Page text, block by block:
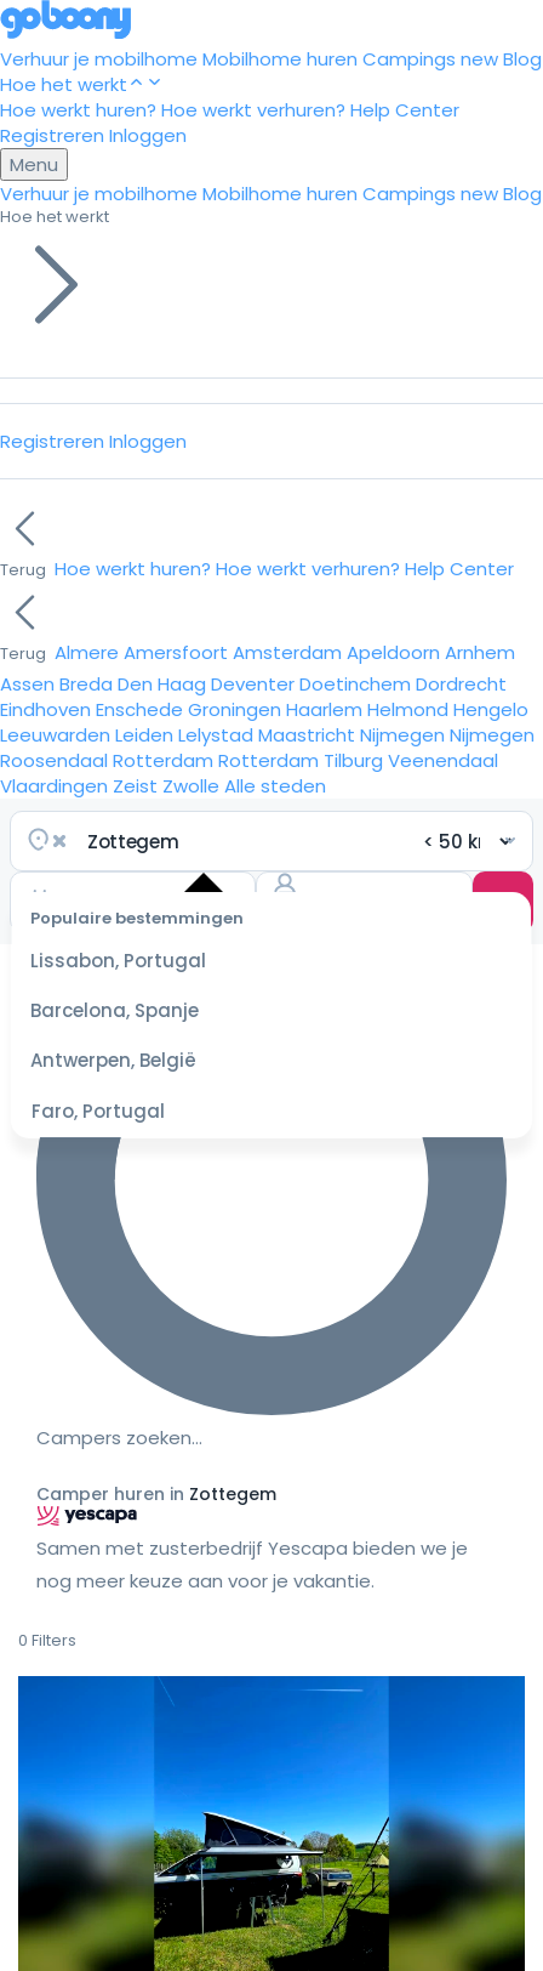
Verhuur je mobilhome Mobilhome huren Campings newBlog
Hoe het werkt
Hoe werkt huren? Hoe werkt verhuren? Help Center
Registreren Inloggen
Menu
Verhuur je mobilhome Mobilhome huren Campings newBlog
Hoe het werkt
Registreren Inloggen
Terug Hoe werkt huren? Hoe werkt verhuren? Help Center
Terug Almere Amersfoort Amsterdam Apeldoorn Arnhem
Assen Breda Den Haag DeventerDoetinchem Dordrecht
Eindhoven Enschede Groningen Haarlem Helmond Hengelo
Leeuwarden Leiden Lelystad Maastricht Nijmegen Nijmegen
Roosendaal Rotterdam Rotterdam Tilburg Veenendaal
Vlaardingen Zeist Zwolle Alle steden
Populaire bestemmingen
Lissabon, Portugal
Barcelona, Spanje
Antwerpen, België
Faro, Portugal
datum
scherpste
Campers zoeken…
Camper huren in Zottegem
Samen met zusterbedrijf Yescapa bieden we je
nog meer keuze aan voor je vakantie.
0 Filters